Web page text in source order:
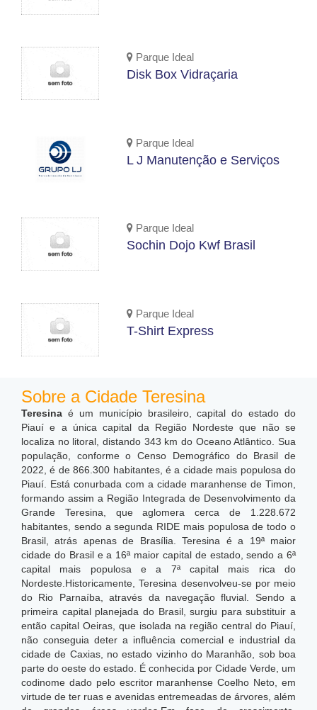
Parque Ideal
Disk Box Vidraçaria
Parque Ideal
L J Manutenção e Serviços
Parque Ideal
Sochin Dojo Kwf Brasil
Parque Ideal
T-Shirt Express
Sobre a Cidade Teresina
Teresina é um município brasileiro, capital do estado do
Piauí e a única capital da Região Nordeste que não se
localiza no litoral, distando 343 km do Oceano Atlântico. Sua
população, conforme o Censo Demográfico do Brasil de
2022, é de 866.300 habitantes, é a cidade mais populosa do
Piauí. Está conurbada com a cidade maranhense de Timon,
formando assim a Região Integrada de Desenvolvimento da
Grande Teresina, que aglomera cerca de 1.228.672
habitantes, sendo a segunda RIDE mais populosa de todo o
Brasil, atrás apenas de Brasília. Teresina é a 19ª maior
cidade do Brasil e a 16ª maior capital de estado, sendo a 6ª
capital mais populosa e a 7ª capital mais rica do
Nordeste. Historicamente, Teresina desenvolveu-se por meio
do Rio Parnaíba, através da navegação fluvial. Sendo a
primeira capital planejada do Brasil, surgiu para substituir a
então capital Oeiras, que isolada na região central do Piauí,
não conseguia deter a influência comercial e industrial da
cidade de Caxias, no estado vizinho do Maranhão, sob boa
parte do oeste do estado. É conhecida por Cidade Verde, um
codinome dado pelo escritor maranhense Coelho Neto, em
virtude de ter ruas e avenidas entremeadas de árvores, além